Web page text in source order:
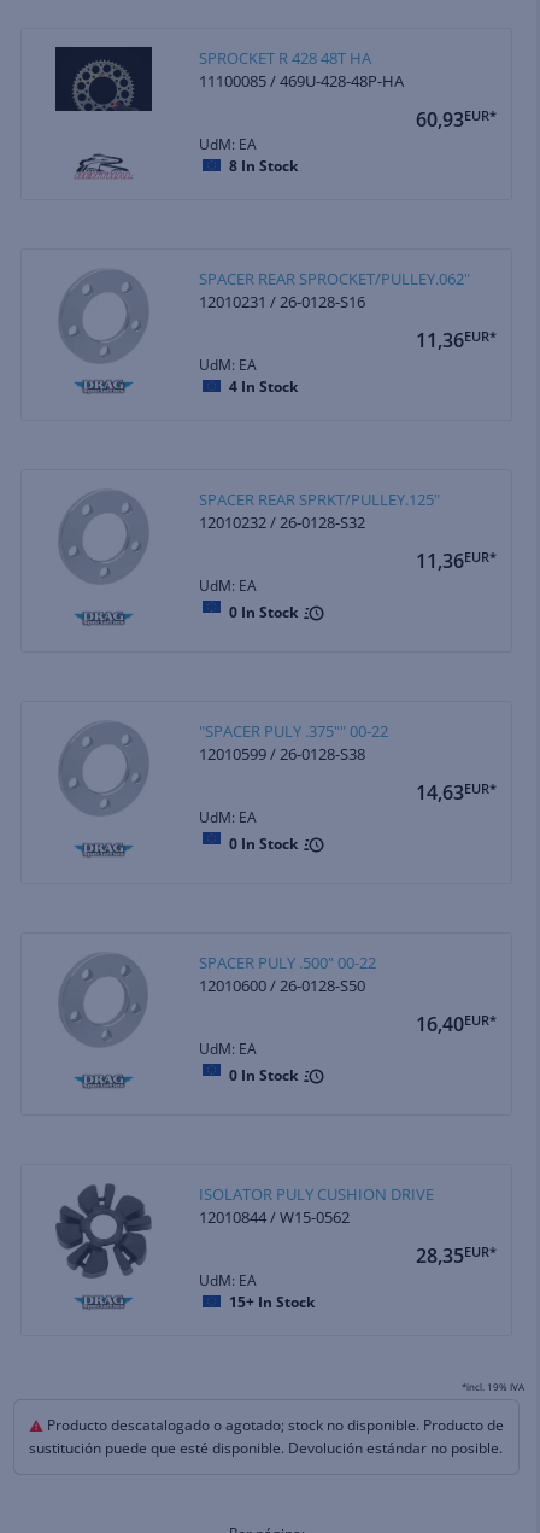
SPROCKET R 428 48T HA
11100085 / 469U-428-48P-HA
60,93EUR*
UdM: EA
8 In Stock
SPACER REAR SPROCKET/PULLEY.062"
12010231 / 26-0128-S16
11,36EUR*
UdM: EA
4 In Stock
SPACER REAR SPRKT/PULLEY.125"
12010232 / 26-0128-S32
11,36EUR*
UdM: EA
0 In Stock
"SPACER PULY .375"" 00-22
12010599 / 26-0128-S38
14,63EUR*
UdM: EA
0 In Stock
SPACER PULY .500" 00-22
12010600 / 26-0128-S50
16,40EUR*
UdM: EA
0 In Stock
ISOLATOR PULY CUSHION DRIVE
12010844 / W15-0562
28,35EUR*
UdM: EA
15+ In Stock
*incl. 19% IVA
Producto descatalogado o agotado; stock no disponible. Producto de
sustitución puede que esté disponible. Devolución estándar no posible.